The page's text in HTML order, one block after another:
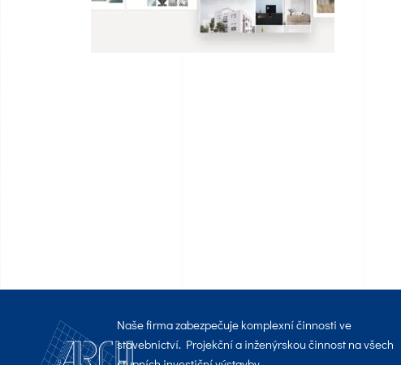
Naše firma zabezpečuje komplexní činnosti ve
stavebnictví. Projekční a inženýrskou činnost na všech